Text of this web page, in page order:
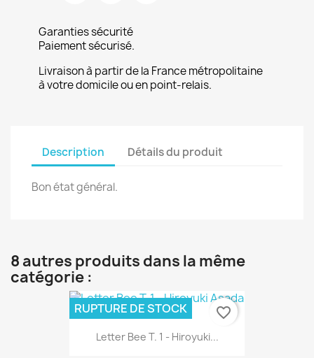
Garanties sécurité
Paiement sécurisé.
Livraison à partir de la France métropolitaine
à votre domicile ou en point-relais.
Description Détails du produit
Bon état général.
8 autres produits dans la même
catégorie :
Letter Bee T. 1 - Hiroyuki...
RUPTURE DE STOCK favorite_border